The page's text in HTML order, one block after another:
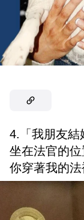
4.「我朋友結
坐在法官的
你穿著我的法